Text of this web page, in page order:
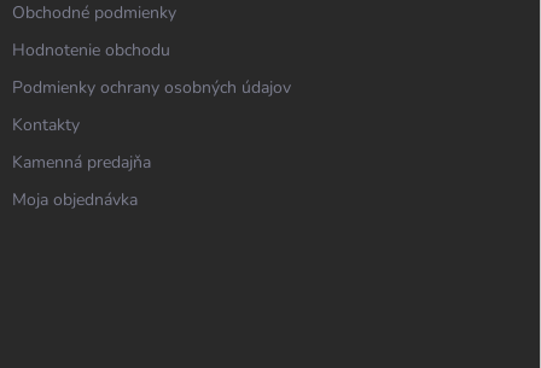
Obchodné podmienky
Hodnotenie obchodu
Podmienky ochrany osobných údajov
Kontakty
Kamenná predajňa
Moja objednávka